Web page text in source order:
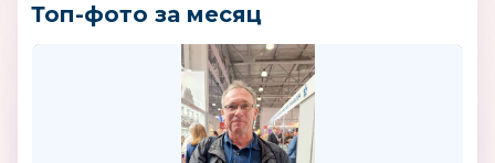
Топ-фото за месяц